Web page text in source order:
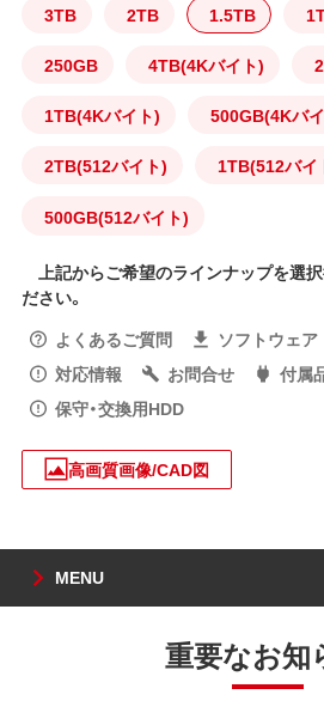
3TB 2TB 1.5TB
250GB 4TB(4Kバイト)
1TB(4Kバイト) 500GB(4Kバ
2TB(512バイト) 1TB(512バイ
500GB(512バイト)
上記からご希望のラインナップを選
ださい。
よくあるご質問
ソフトウェア
対応情報
お問合せ
付属
保守・交換用HDD
高画質画像/CAD図
MENU
重要なお知